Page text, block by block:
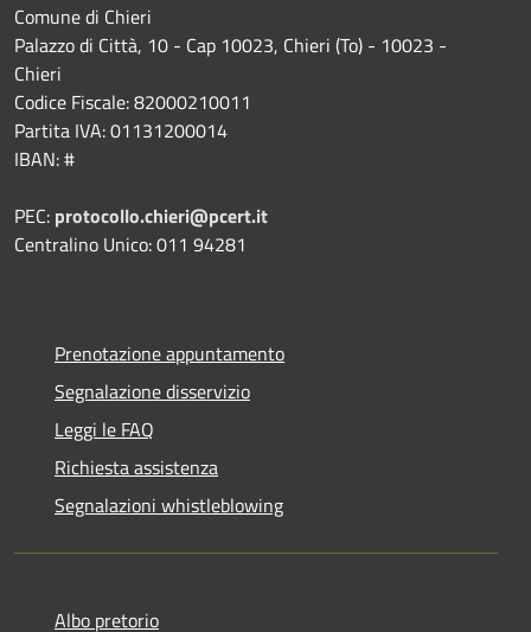
Comune di Chieri
Palazzo di Città, 10 - Cap 10023, Chieri (To) - 10023 -
Chieri
Codice Fiscale: 82000210011
Partita IVA: 01131200014
IBAN: #
PEC: protocollo.chieri@pcert.it
Centralino Unico: 011 94281
Prenotazione appuntamento
Segnalazione disservizio
Leggi le FAQ
Richiesta assistenza
Segnalazioni whistleblowing
Albo pretorio